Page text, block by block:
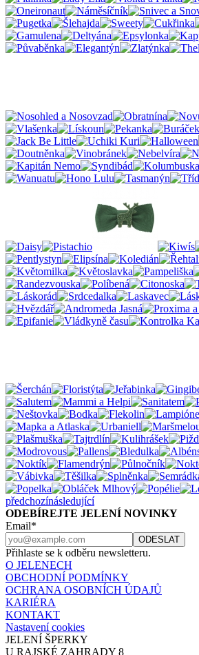
předchozínásledující
ODEBÍREJTE JELENÍ NOVINKY
Email*
Přihlaste se k odběru newsletteru.
O JELENECH
OBCHODNÍ PODMÍNKY
OCHRANA OSOBNÍCH ÚDAJŮ
KARIÉRA
KONTAKT
Nastavení cookies
JELENÍ ŠPERKY
U RAJSKÉ ZAHRADY 8